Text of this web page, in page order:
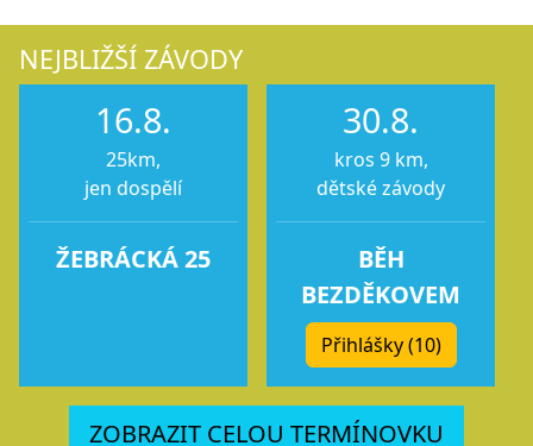
NEJBLIŽŠÍ ZÁVODY
16.8.
25km,
jen dospělí
ŽEBRÁCKÁ 25
30.8.
kros 9 km,
dětské závody
BĚH
BEZDĚKOVEM
Přihlášky (10)
ZOBRAZIT CELOU TERMÍNOVKU